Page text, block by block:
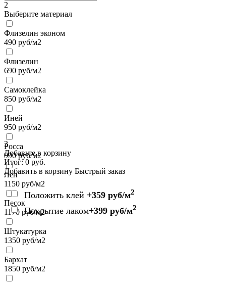
2
Выберите материал
Флизелин эконом
490 руб/м2
Флизелин
690 руб/м2
Самоклейка
850 руб/м2
Иней
950 руб/м2
Росса
990руб/м2
Лен
1150 руб/м2
Песок
1170 руб/м2
Штукатурка
1350 руб/м2
Бархат
1850 руб/м2
3
Добавьте в корзину
Итог:0 руб.
Добавить в корзину Быстрый заказ
Положить клей +359 руб/м2
Покрытие лаком+399 руб/м2